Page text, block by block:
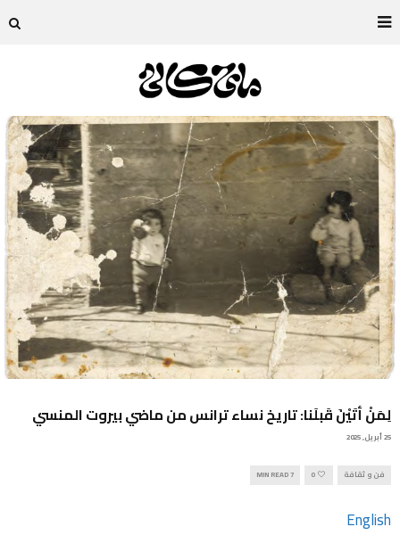
لِمَنْ أتَيْنَ قَبلَنا: تاريخ نساء ترانس من ماضي بيروت المنسي
25 أبريل, 2025
فن و ثقافة 0
7 MIN READ
English